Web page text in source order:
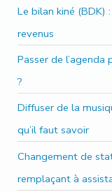
c
h
e
r
Le bilan kiné (BDK)
revenus
Passer de
?
Diffuser de la
qu’il faut savoir
Changement de
remplaçant à